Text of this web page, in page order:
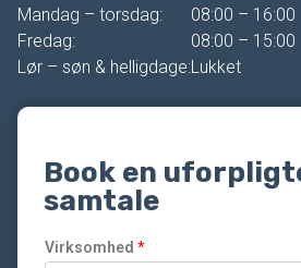
Mandag – torsdag:
Fredag:
Lør – søn & helligdage:
08:00 – 16:00
08:00 – 15:00
Lukket
Book en
samtale
Virksomhed *